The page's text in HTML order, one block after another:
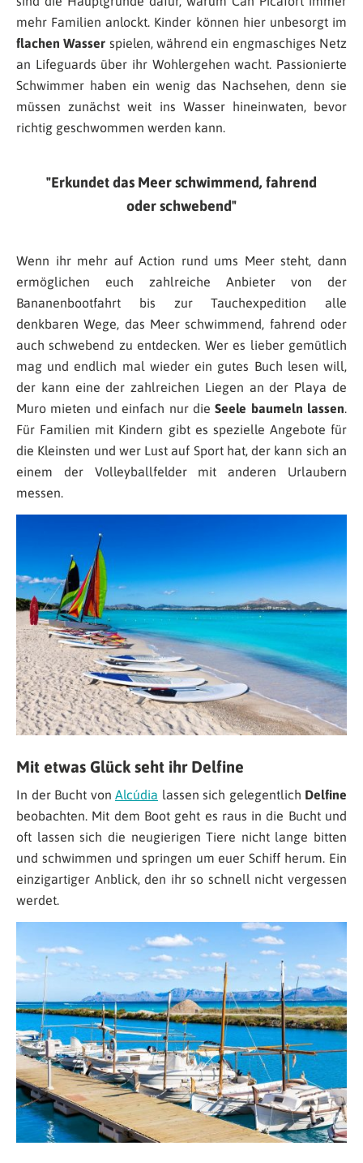
mehr Familien anlockt. Kinder können hier unbesorgt im
flachen Wasser spielen, während ein engmaschiges Netz
an Lifeguards über ihr Wohlergehen wacht. Passionierte
Schwimmer haben ein wenig das Nachsehen, denn sie
müssen zunächst weit ins Wasser hineinwaten, bevor
richtig geschwommen werden kann.
Erkundet das Meer schwimmend, fahrend
oder schwebend
Wenn ihr mehr auf Action rund ums Meer steht, dann
ermöglichen euch zahlreiche Anbieter von der
Bananenbootfahrt bis zur Tauchexpedition alle
denkbaren Wege, das Meer schwimmend, fahrend oder
auch schwebend zu entdecken. Wer es lieber gemütlich
mag und endlich mal wieder ein gutes Buch lesen will,
der kann eine der zahlreichen Liegen an der Playa de
Muro mieten und einfach nur dieSeele baumeln lassen.
Für Familien mit Kindern gibt es spezielle Angebote für
die Kleinsten und wer Lust auf Sport hat, der kann sich an
einem der Volleyballfelder mit anderen Urlaubern
messen.
Mit etwas Glück seht ihr Delfine
In der Bucht von Alcúdia lassen sich gelegentlich Delfine
beobachten. Mit dem Boot geht es raus in die Bucht und
oft lassen sich die neugierigen Tiere nicht lange bitten
und schwimmen und springen um euer Schiff herum. Ein
einzigartiger Anblick, den ihr so schnell nicht vergessen
werdet.